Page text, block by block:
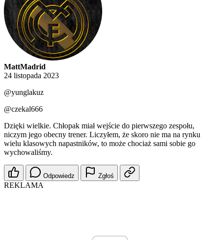
MattMadrid
24 listopada 2023
@yunglakuz
@czekal666
Dzięki wielkie. Chłopak miał wejście do pierwszego zespołu,
niczym jego obecny trener. Liczyłem, że skoro nie ma na rynku
wielu klasowych napastników, to może chociaż sami sobie go
wychowaliśmy.
Odpowiedz Zgłoś
REKLAMA